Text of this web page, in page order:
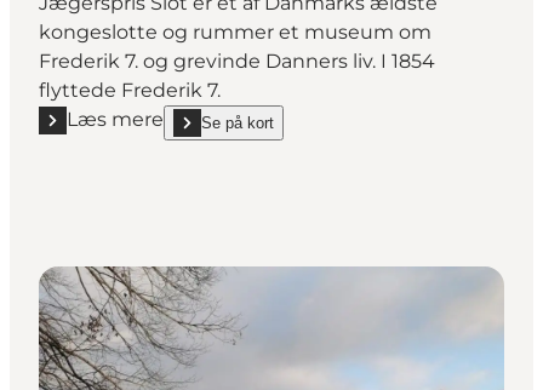
kongeslotte og rummer et museum om
Frederik 7. og grevinde Danners liv. I 1854
flyttede Frederik 7.
Læs mere
Læs mere "Jægerspris Slot – royal historie og
Se på kort
show Jægerspris Slot – royal historie og kulturarv